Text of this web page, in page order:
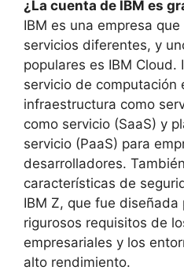
¿La cuenta de IBM es
IBM es una empresa
servicios diferentes, y
populares es IBM Cloud.
servicio de computación
infraestructura como
como servicio (SaaS) y
servicio (PaaS) para
desarrolladores.
características de
IBM Z, que fue diseñada
rigurosos requisitos de
empresariales y los
alto rendimiento.